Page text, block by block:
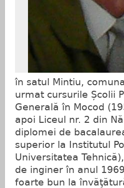
în satul Mintiu,
urmat cursurile Școlii
Generală în Mocod
apoi Liceul nr. 2 din
diplomei de
superior la Institutul
Universitatea
de inginer în anul
foarte bun la